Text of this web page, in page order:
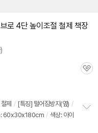
로 4단 높이조절 철제 책장
관
제 / [특징] 떨어짐방지(옆) /
): 60x30x180cm / 색상: 아이